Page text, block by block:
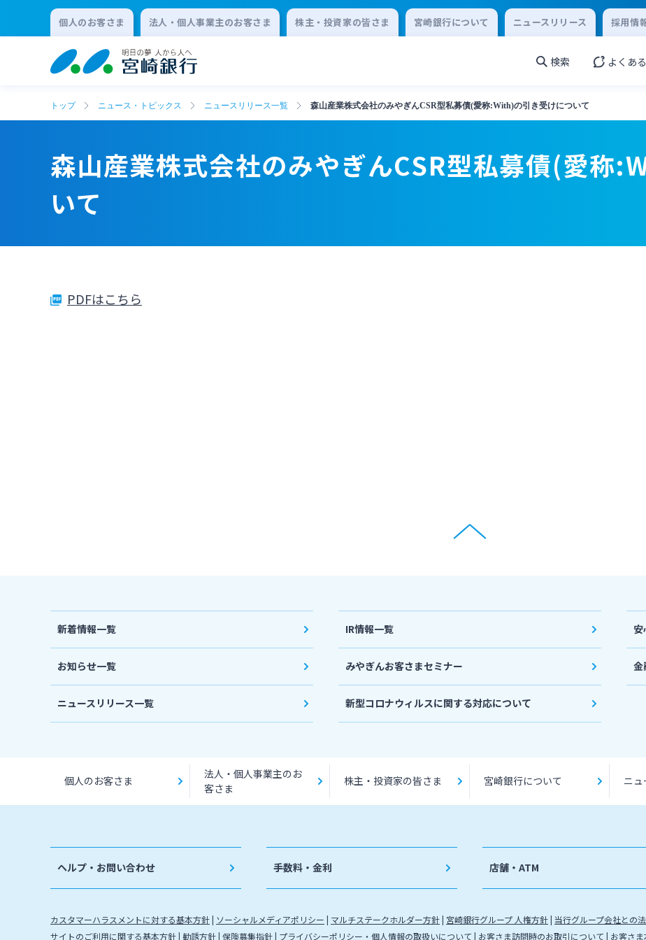
個人のお客さま 法人・個人事業主のお客さま 株主・投資家の皆さま 宮崎銀行について ニュースリリース 採用情
検索 よくあ
トップ ニュース・トピックス ニュースリリース一覧 森山産業株式会社のみやぎんCSR型私募債(愛称:With)の引き受けについて
森山産業株式会社のみやぎんCSR型私募債(愛称
いて
PDFはこちら
新着情報一覧
お知らせ一覧
ニュースリリース一覧
IR情報一覧
みやぎんお客さまセミナー
新型コロナウィルスに関する対応について
金
個人のお客さま
法人・個人事業主のお
客さま
株主・投資家の皆さま 宮崎銀行について ニ
ヘルプ・お問い合わせ 手数料・金利 店舗・ATM
カスタマーハラスメントに対する基本方針 ソーシャルメディアポリシー マルチステークホルダー方針 宮崎銀行グループ 人権方針 当行グループ会社との
サイトのご利用に関する基本方針 勧誘方針 保険募集指針 プライバシーポリシー・個人情報の取扱いについて お客さま訪問時のお取引について お客さ